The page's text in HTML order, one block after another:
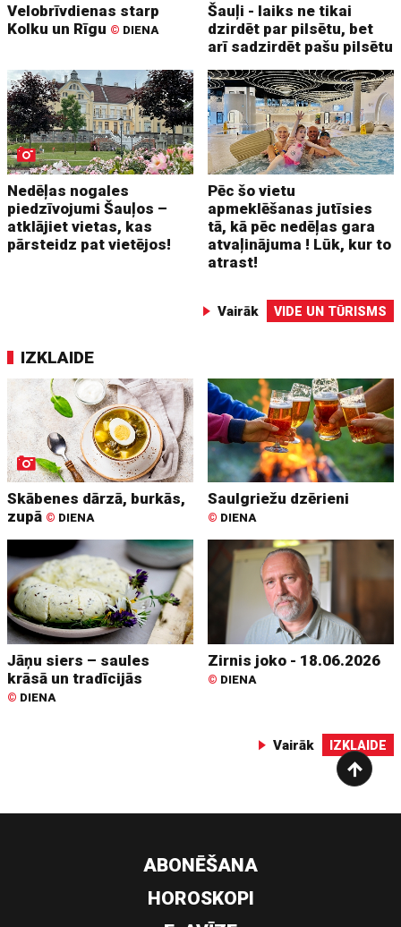
Velobrīvdienas starp
Kolku un Rīgu © DIENA
Šauļi - laiks ne tikai
dzirdēt par pilsētu, bet
arī sadzirdēt pašu pilsētu
Nedēļas nogales
piedzīvojumi Šauļos –
atklājiet vietas, kas
pārsteidz pat vietējos!
Pēc šo vietu
apmeklēšanas jutīsies
tā, kā pēc nedēļas gara
atvaļinājuma ! Lūk, kur to
atrast!
Vairāk VIDE UN TŪRISMS
IZKLAIDE
Skābenes dārzā, burkās,
zupā © DIENA
Saulgriežu dzērieni
© DIENA
Jāņu siers – saules
krāsā un tradīcijās
© DIENA
Zirnis joko - 18.06.2026
© DIENA
Vairāk IZKLAIDE
ABONĒŠANA
HOROSKOPI